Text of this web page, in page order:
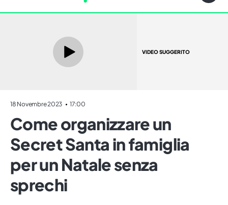
VIDEO SUGGERITO
18 Novembre 2023 17:00
Come organizzare un
Secret Santa in famiglia
per un Natale senza
sprechi